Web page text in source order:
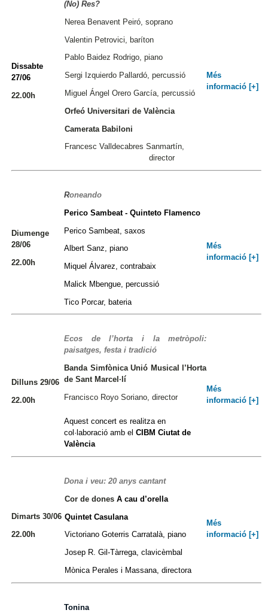
Dissabte
27/06
22.00h
(No) Res?
Nerea Benavent Peiró, soprano
Valentin Petrovici, baríton
Pablo Baidez Rodrigo, piano
Sergi Izquierdo Pallardó, percussió
Miguel Ángel Orero García, percussió
Orfeó Universitari de València
Camerata Babiloni
Francesc Valldecabres Sanmartín,
director
Més
informació [+]
Diumenge
28/06
22.00h
Roneando
Perico Sambeat - Quinteto Flamenco
Perico Sambeat, saxos
Albert Sanz, piano
Miquel Álvarez, contrabaix
Malick Mbengue, percussió
Tico Porcar, bateria
Més
informació [+]
Dilluns 29/06
22.00h
Ecos de l’horta i la metròpoli:
paisatges, festa i tradició
Banda Simfònica Unió Musical l’Horta
de Sant Marcel·lí
Francisco Royo Soriano, director
Aquest concert es realitza en
col·laboració amb elCIBM Ciutat de
València
Més
informació [+]
Dimarts 30/06
22.00h
Dona i veu: 20 anys cantant
Cor de dones A cau d’orella
Quintet Casulana
Victoriano Goterris Carratalà, piano
Josep R. Gil-Tàrrega, clavicèmbal
Mònica Perales i Massana, directora
Més
informació [+]
Tonina